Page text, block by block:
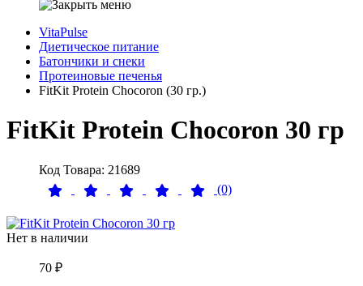
VitaPulse
Диетическое питание
Батончики и снеки
Протеиновые печенья
FitKit Protein Chocoron (30 гр.)
FitKit Protein Chocoron 30 гр
Код Товара: 21689
(0)
Нет в наличии
70 ₽